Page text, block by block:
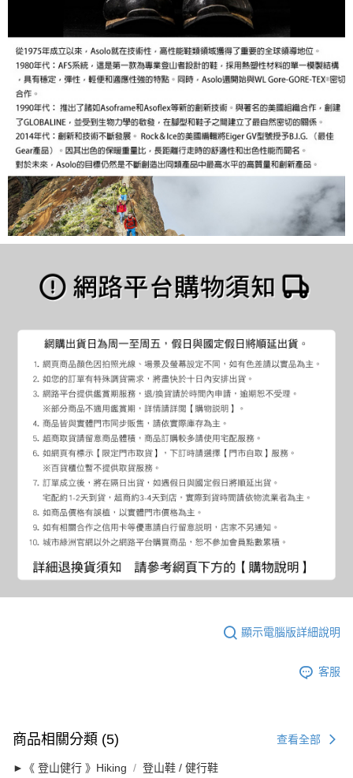
顯示電腦版詳細說明
客服
商品相關分類 (5) 查看全部
►《 登山健行 》Hiking 登山鞋 / 健行鞋